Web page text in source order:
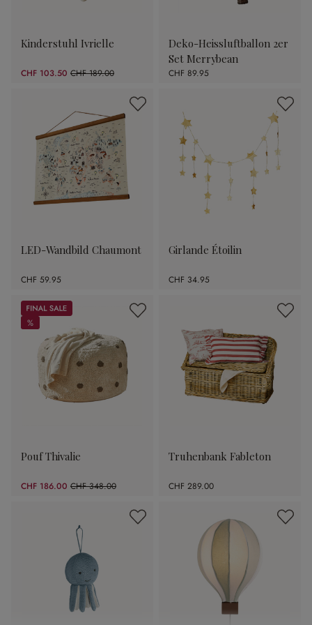
Kinderstuhl Ivrielle
CHF 103.50 CHF 189.00
(45.24% gespart)
Deko-Heissluftballon 2er
Set Merrybean
CHF 89.95
LED-Wandbild Chaumont
CHF 59.95
Girlande Étoilin
CHF 34.95
Sale
%
%
Pouf Thivalie
CHF 186.00 CHF 348.00
(46.55% gespart)
Truhenbank Fableton
CHF 289.00